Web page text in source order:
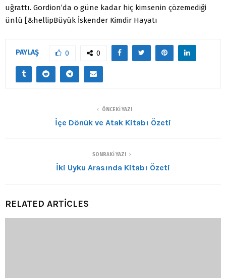
uğrattı. Gordion’da o güne kadar hiç kimsenin çözemediği
ünlü [&hellipBüyük İskender Kimdir Hayatı
PAYLAŞ 0 0
ÖNCEKI YAZI
İçe Dönük ve Atak Kitabı Özeti
SONRAKI YAZI
İki Uyku Arasında Kitabı Özeti
RELATED ARTICLES